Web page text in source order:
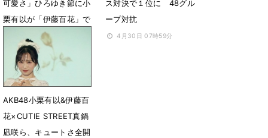
可愛さ」ひろゆき節に小
栗有以が「伊藤百花」で
対抗「います！」
4月30日 08時12分
ス対決で１位に 48グル
ープ対抗
4月30日 07時59分
AKB48小栗有以&伊藤百
花×CUTIE STREET真鍋
凪咲ら、キュートさ全開